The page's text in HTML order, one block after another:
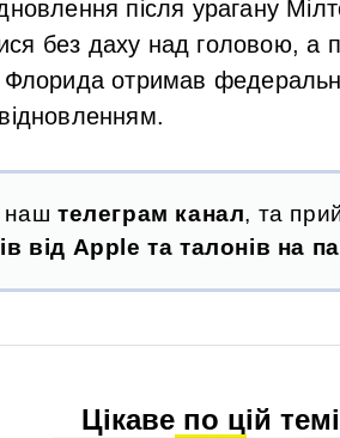
після урагану
без даху над головою, а
отримав
наш телеграм канал, та
від Apple та талонів на
Цікаве по цій темі